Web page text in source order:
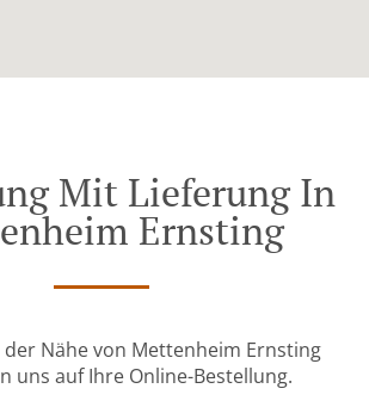
Mit Lieferung In
Ernsting
der Nähe von Mettenheim Ernsting
uns auf Ihre Online-Bestellung.